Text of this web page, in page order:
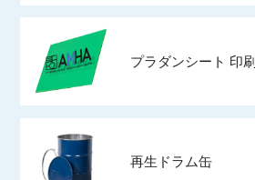
プラダンシート 印刷
再生ドラム缶